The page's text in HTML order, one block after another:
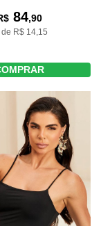
84,90
R$ 14,15